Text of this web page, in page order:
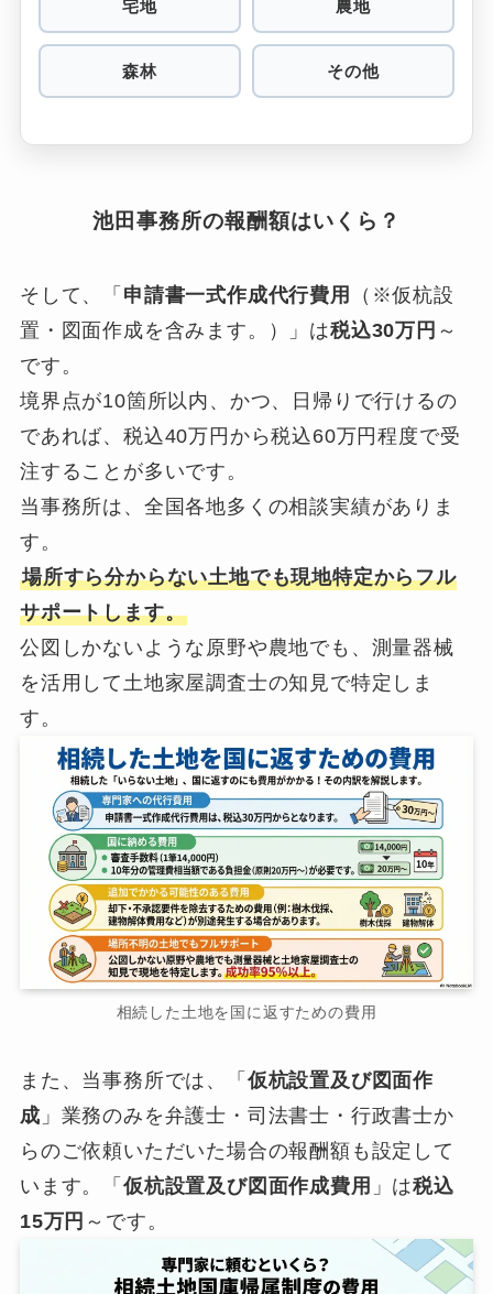
宅地 農地
森林 その他
池田事務所の報酬額はいくら？
そして、「 申請書一式作成代行費用
（※仮杭設
置・図面作成を含みます。）」は税込30万円 ～
です。
境界点が10箇所以内、かつ、日帰りで行けるの
であれば、税込40万円から税込60万円程度で受
注することが多いです。
当事務所は、全国各地多くの相談実績がありま
す。
場所すら分からない土地でも現地特定からフル
サポートします。
公図しかないような原野や農地でも、測量器械
を活用して土地家屋調査士の知見で特定しま
す。
相続した土地を国に返すための費用
また、当事務所では、「 仮杭設置及び図面作
成 」業務のみを弁護士・司法書士・行政書士か
らのご依頼いただいた場合の報酬額も設定して
います。「 仮杭設置及び図面作成費用 」は税込
15万円 ～です。